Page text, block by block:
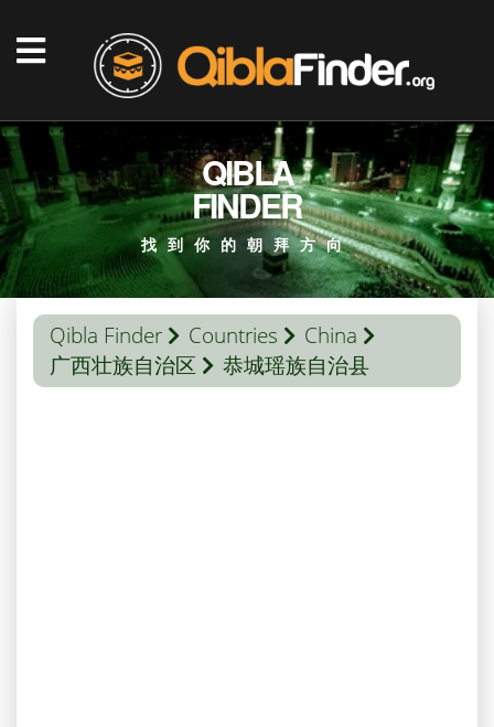
QIBLA
FINDER
找到你的朝拜方向
Qibla Finder Countries
China
广西壮族自治区
恭城瑶族自治县